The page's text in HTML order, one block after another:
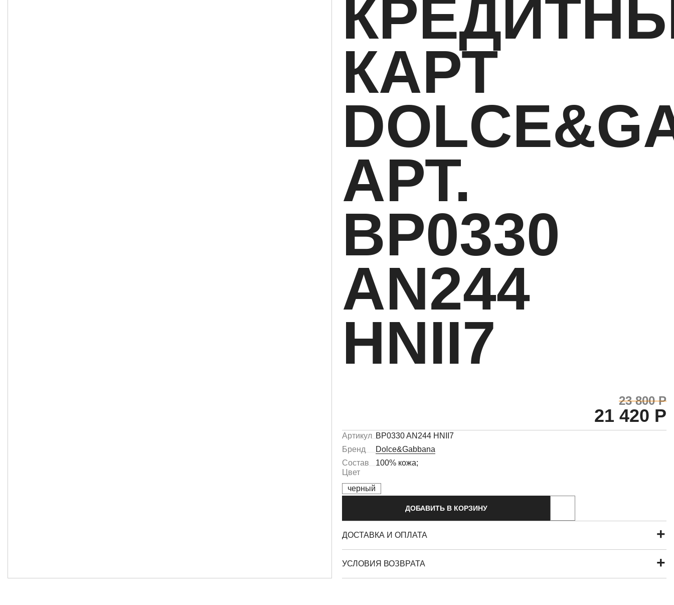
КАРТ
АРТ.
BP0330
AN244
HNII7
23 800 Р
21 420 Р
Артикул BP0330 AN244 HNII7
Бренд
Dolce&Gabbana
Состав
100% кожа;
Цвет
черный
ДОБАВИТЬ В КОРЗИНУ
ДОСТАВКА И ОПЛАТА
УСЛОВИЯ ВОЗВРАТА